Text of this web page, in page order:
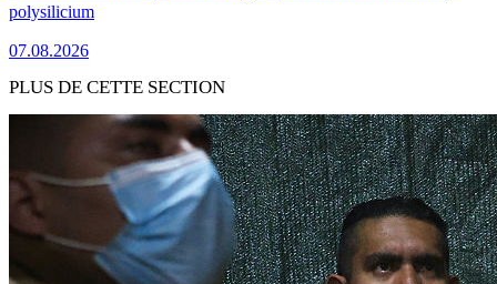
polysilicium
07.08.2026
PLUS DE CETTE SECTION